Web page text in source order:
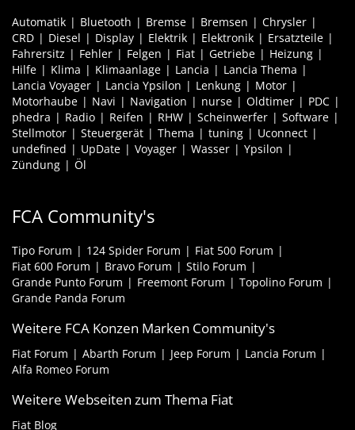
Automatik Bluetooth Bremse Bremsen
Chrysler
CRD
Diesel Display Elektrik Elektronik
Ersatzteile
Fahrersitz
Fehler Felgen Fiat Getriebe
Heizung
Hilfe
Klima Klimaanlage Lancia
Lancia Thema
Lancia Voyager
Lancia Ypsilon Lenkung
Motor
Motorhaube
Navi Navigation nurse Oldtimer
PDC
phedra
Radio Reifen RHW Scheinwerfer
Software
Stellmotor
Steuergerät Thema tuning
Uconnect
undefined
UpDate Voyager Wasser
Ypsilon
Zündung
Öl
FCA Community's
Tipo Forum 124 Spider Forum
Fiat 500 Forum
Fiat 600 Forum
Bravo Forum
Stilo Forum
Grande Punto Forum
Freemont Forum
Topolino Forum
Grande Panda Forum
Weitere FCA Konzen Marken Community's
Fiat Forum Abarth Forum Jeep Forum
Lancia Forum
Alfa Romeo Forum
Weitere Webseiten zum Thema Fiat
Fiat Blog